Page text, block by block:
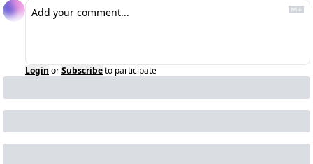
Login orSubscribeto participate